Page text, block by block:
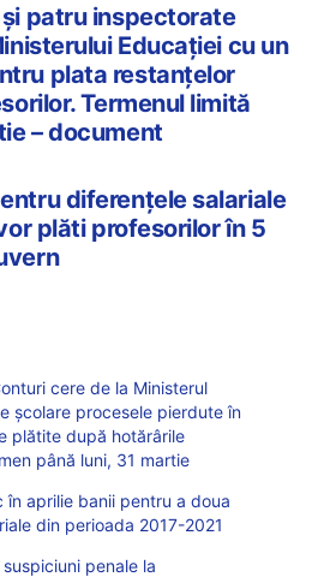
patru inspectorate
Educației cu un
plata restanțelor
Termenul limită
– document
diferențele salariale
plăti profesorilor în 5
cere de la Ministerul
școlare procesele pierdute în
plătite după hotărârile
până luni, 31 martie
în aprilie banii pentru a doua
din perioada 2017-2021
penale la